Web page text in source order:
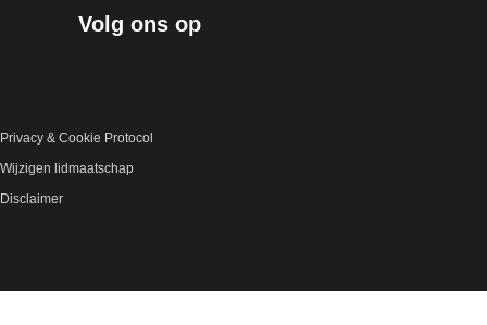
Volg ons op
Privacy & Cookie Protocol
Wijzigen lidmaatschap
Disclaimer